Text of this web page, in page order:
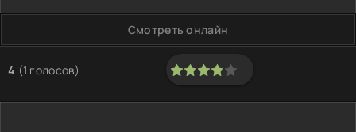
Смотреть онлайн
4 (1 голосов)
80